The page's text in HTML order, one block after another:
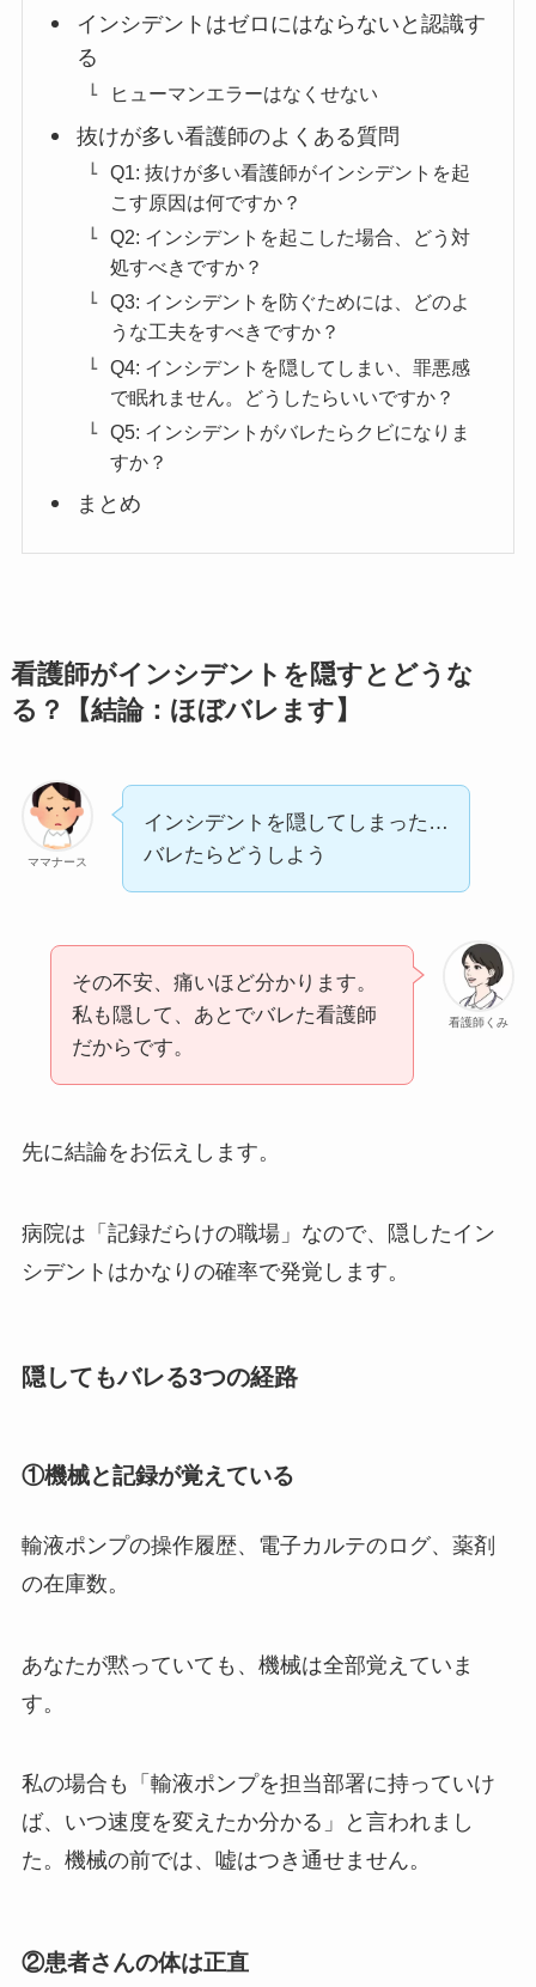
インシデントはゼロにはならないと認識す
る
ヒューマンエラーはなくせない
抜けが多い看護師のよくある質問
Q1: 抜けが多い看護師がインシデントを起
こす原因は何ですか？
Q2: インシデントを起こした場合、どう対
処すべきですか？
Q3: インシデントを防ぐためには、どのよ
うな工夫をすべきですか？
Q4: インシデントを隠してしまい、罪悪感
で眠れません。どうしたらいいですか？
Q5: インシデントがバレたらクビになりま
すか？
まとめ
看護師がインシデントを隠すとどうな
る？【結論：ほぼバレます】
ママナース
インシデントを隠してしまった…
バレたらどうしよう
看護師くみ
その不安、痛いほど分かります。
私も隠して、あとでバレた看護師
だからです。
先に結論をお伝えします。
病院は 「記録だらけの職場」なので、隠したイン
シデントはかなりの確率で発覚します。
隠してもバレる3つの経路
①機械と記録が覚えている
輸液ポンプの操作履歴、電子カルテのログ、薬剤
の在庫数。
あなたが黙っていても、 機械は全部覚えていま
す。
私の場合も「輸液ポンプを担当部署に持っていけ
ば、いつ速度を変えたか分かる」と言われまし
た。機械の前では、嘘はつき通せません。
②患者さんの体は正直